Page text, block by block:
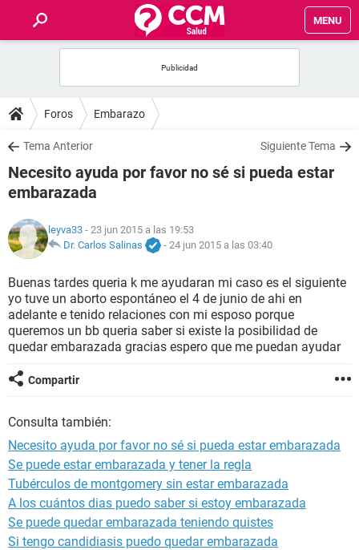
MENU
FOROS
SALUD
FAMILIA
NUTRICIÓN
SEXUALIDAD
GLOSARIO
Foros Embarazo
Tema Anterior Siguiente Tema
Necesito ayuda por favor no sé si pueda estar
embarazada
leyva33 - 23 jun 2015 a las 19:53
Dr. Carlos Salinas
- 24 jun 2015 a las 03:40
Buenas tardes queria k me ayudaran mi caso es el siguiente
yo tuve un aborto espontáneo el 4 de junio de ahi en
adelante e tenido relaciones con mi esposo porque
queremos un bb queria saber si existe la posibilidad de
quedar embarazada gracias espero que me puedan ayudar
Compartir
Consulta también:
Necesito ayuda por favor no sé si pueda estar embarazada
Se puede estar embarazada y tener la regla
Tubérculos de montgomery sin estar embarazada
A los cuántos dias puedo saber si estoy embarazada
Se puede quedar embarazada teniendo quistes
Si tengo candidiasis puedo quedar embarazada